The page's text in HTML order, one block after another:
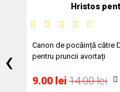
Canon de pocăință către
pentru pruncii avortați
9.00 lei 14.00 lei
‹